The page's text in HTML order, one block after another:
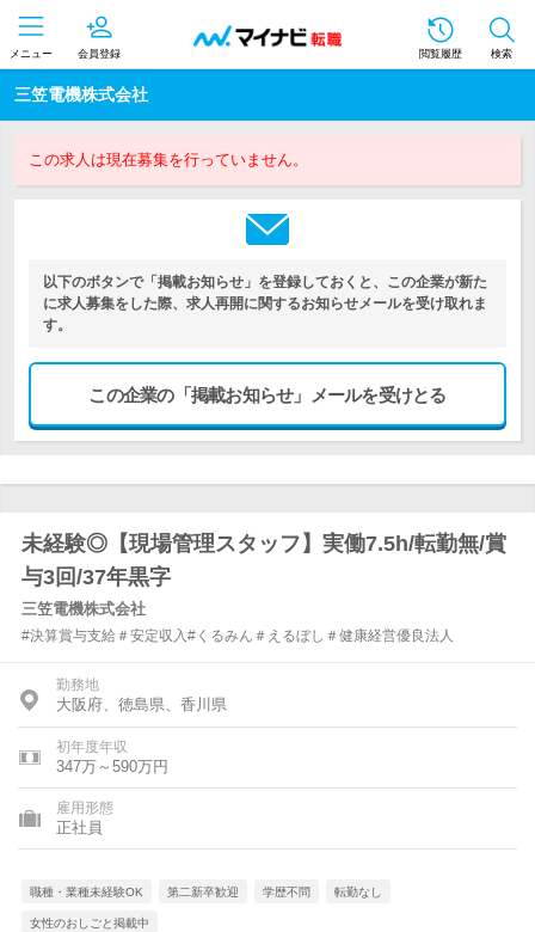
メニュー 会員登録 閲覧履歴 検索
三笠電機株式会社
この求人は現在募集を行っていません。
以下のボタンで「掲載お知らせ」を登録しておくと、この企業が新た
に求人募集をした際、求人再開に関するお知らせメールを受け取れま
す。
この企業の「掲載お知らせ」メールを受けとる
未経験◎【現場管理スタッフ】実働7.5h/転勤無/賞
与3回/37年黒字
三笠電機株式会社
#決算賞与支給＃安定収入#くるみん＃えるぼし＃健康経営優良法人
勤務地
大阪府、徳島県、香川県
初年度年収
347万～590万円
雇用形態
正社員
職種・業種未経験OK 第二新卒歓迎 学歴不問 転勤なし
女性のおしごと掲載中